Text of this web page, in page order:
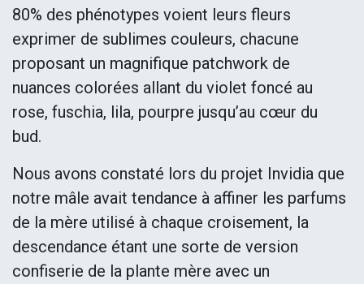
80% des phénotypes voient leurs fleurs
exprimer de sublimes couleurs, chacune
proposant un magnifique patchwork de
nuances colorées allant du violet foncé au
rose, fuschia, lila, pourpre jusqu’au cœur du
bud.
Nous avons constaté lors du projet Invidia que
notre mâle avait tendance à affiner les parfums
de la mère utilisé à chaque croisement, la
descendance étant une sorte de version
confiserie de la plante mère avec un